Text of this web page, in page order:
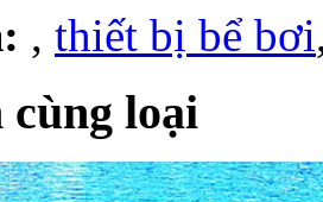
, thiết bị bể bơi
cùng loại